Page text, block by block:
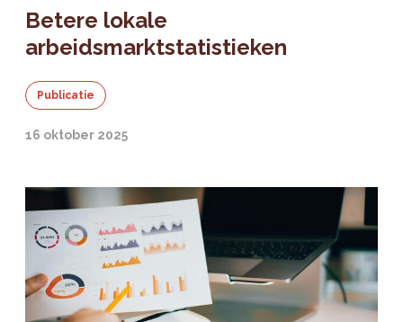
Betere lokale
arbeidsmarktstatistieken
Publicatie
16 oktober 2025